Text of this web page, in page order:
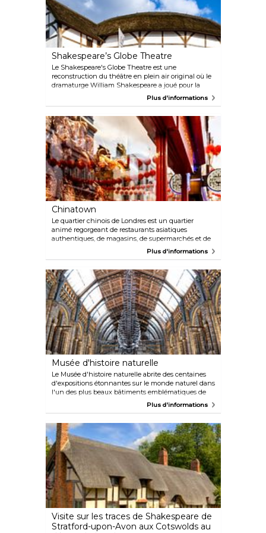
Shakespeare’s Globe Theatre
Le Shakespeare's Globe Theatre est une
reconstruction du théâtre en plein air original où le
dramaturge William Shakespeare a joué pour la
première fois plusieurs de ses pièces célèbres telles
centaines de mètres de son emplacement d'origine,
le Globe propose des interprétations classiques et
modernes des œuvres de Shakespeare ainsi que
d'autres nouvelles pièces. Il y a également une
exposition avec des audioguides disponibles en
anglais, français, allemand, espagnol, italien et
japonais, ainsi que des visites guidées par des
experts.
Plus d'informations
Chinatown
Le quartier chinois de Londres est un quartier
animé regorgeant de restaurants asiatiques
authentiques, de magasins, de supermarchés et de
bars secrets, ornés de lanternes rouges et d'arches
rôti sur du riz au Café TPT ou rendez-vous au
Gerrard's Corner pour une bonne dose de nostalgie
et une adorable ambiance rétro. Il y a toujours
quelque chose de nouveau à découvrir ici !
Plus d'informations
Musée d'histoire naturelle
Le Musée d'histoire naturelle abrite des centaines
d'expositions étonnantes sur le monde naturel dans
l'un des plus beaux bâtiments emblématiques de
Londres. Parmi les points forts, citons la célèbre
galerie des dinosaures, le squelette de baleine bleue
événements et des débats ont lieu dans le studio
ultramoderne Attenborough du Darwin Centre, où
vous aurez l'occasion de rencontrer d'importants
scientifiques.
Plus d'informations
Visite sur les traces de Shakespeare de
Stratford-upon-Avon aux Cotswolds au